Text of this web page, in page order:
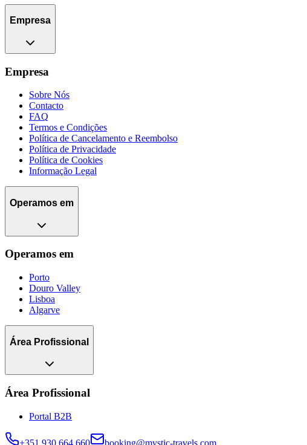
Empresa
Empresa
Sobre Nós
Contacto
FAQ
Termos e Condições
Política de Cancelamento e Reembolso
Política de Privacidade
Política de Cookies
Informação Legal
Operamos em
Operamos em
Porto
Douro Valley
Lisboa
Algarve
Área Profissional
Área Profissional
Portal B2B
+351 930 664 660 booking@mystic-travels.com